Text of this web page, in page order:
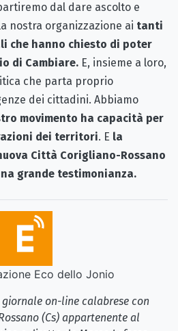
dal dare ascolto e
nostra organizzazione ai tanti
che hanno chiesto di poter
di Cambiare. E, insieme a loro,
che parta proprio
dei cittadini. Abbiamo
movimento ha capacità per
dei territori. E la
Città Corigliano-Rossano
grande testimonianza.
Eco dello Jonio
on-line calabrese con
(Cs) appartenente al